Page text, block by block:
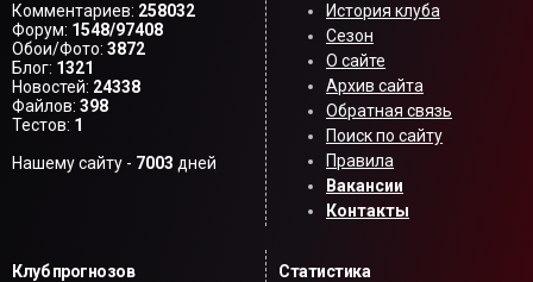
Комментариев: 258032
Форум: 1548/97408
Обои/Фото: 3872
Блог: 1321
Новостей: 24338
Файлов: 398
Тестов: 1
Нашему сайту - 7003 дней
История клуба
Сезон
О сайте
Архив сайта
Обратная связь
Поиск по сайту
Правила
Вакансии
Контакты
Клуб прогнозов Статистика